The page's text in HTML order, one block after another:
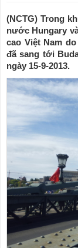
(NCTG) Trong
nước Hungary
cao Việt Nam
đã sang tới
ngày 15-9-2013.